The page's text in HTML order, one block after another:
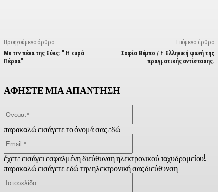
Προηγούμενο άρθρο
Με την πένα της Εύας: ” Η κυρά
Πέρσα”
Επόμενο άρθρο
Σοφία Βέμπο / Η Ελληνική φωνή της
πραγματικής αντίστασης.
ΑΦΗΣΤΕ ΜΙΑ ΑΠΑΝΤΗΣΗ
παρακαλώ εισάγετε το όνομά σας εδώ
έχετε εισάγει εσφαλμένη διεύθυνση ηλεκτρονικού ταχυδρομείου!
παρακαλώ εισάγετε εδώ την ηλεκτρονική σας διεύθυνση